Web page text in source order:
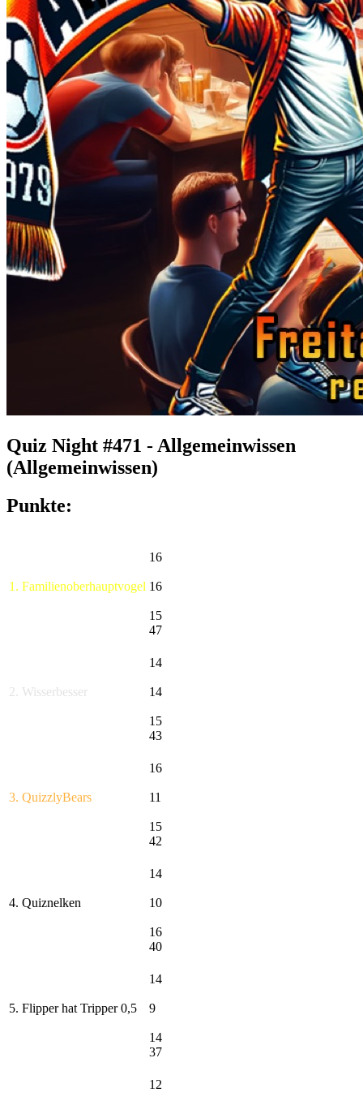
Quiz Night #471 - Allgemeinwissen
(Allgemeinwissen)
Punkte:
1. Familienoberhauptvogel
16
16
15
47
2. Wisserbesser
14
14
15
43
3. QuizzlyBears
16
11
15
42
4. Quiznelken
14
10
16
40
5. Flipper hat Tripper 0,5
14
9
14
37
12